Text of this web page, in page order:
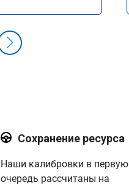
Сохранение ресурса
Наши калибровки в первую
очередь рассчитаны на